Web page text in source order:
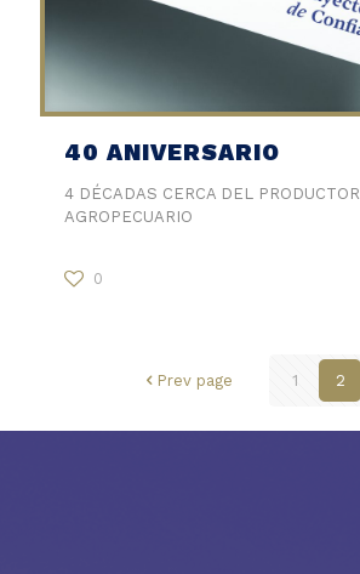
40 ANIVERSARIO
4 DÉCADAS CERCA DEL PRODUCTOR
AGROPECUARIO
0
Prev page 1 2